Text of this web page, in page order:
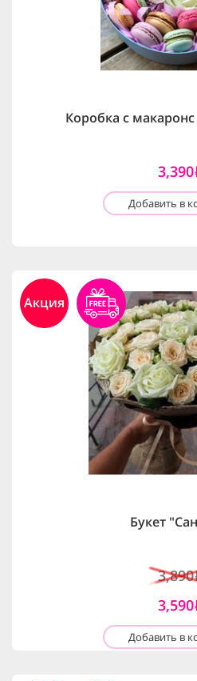
Коробка с
3,390
Добавить в
Акция
Букет
3,890
3,590
Добавить в